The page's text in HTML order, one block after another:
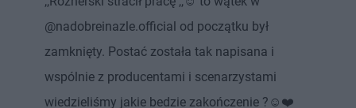
@nadobreinazle.official od początku był
zamknięty. Postać została tak napisana i
wspólnie z producentami i scenarzystami
wiedzieliśmy jakie bedzie zakończenie ?☺️❤️